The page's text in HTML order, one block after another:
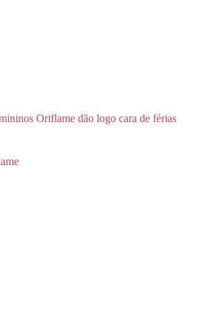
Oriflame dão logo cara de férias